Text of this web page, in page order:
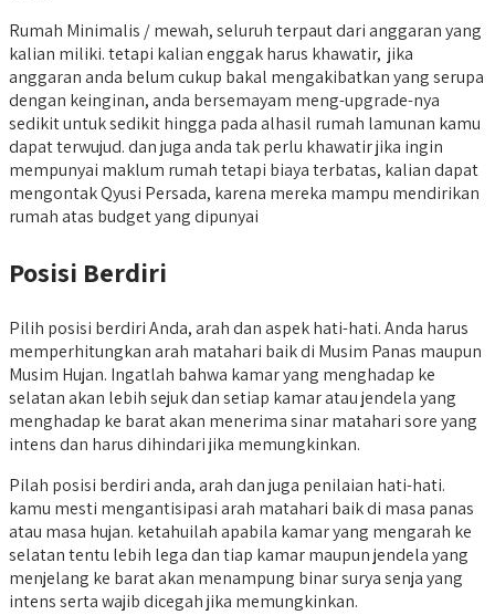
Rumah Minimalis / mewah, seluruh terpaut dari anggaran yang
kalian miliki. tetapi kalian enggak harus khawatir, jika
anggaran anda belum cukup bakal mengakibatkan yang serupa
dengan keinginan, anda bersemayam meng-upgrade-nya
sedikit untuk sedikit hingga pada alhasil rumah lamunan kamu
dapat terwujud. dan juga anda tak perlu khawatir jika ingin
mempunyai maklum rumah tetapi biaya terbatas, kalian dapat
mengontak Qyusi Persada, karena mereka mampu mendirikan
rumah atas budget yang dipunyai
Posisi Berdiri
Pilih posisi berdiri Anda, arah dan aspek hati-hati. Anda harus
memperhitungkan arah matahari baik di Musim Panas maupun
Musim Hujan. Ingatlah bahwa kamar yang menghadap ke
selatan akan lebih sejuk dan setiap kamar atau jendela yang
menghadap ke barat akan menerima sinar matahari sore yang
intens dan harus dihindari jika memungkinkan.
Pilah posisi berdiri anda, arah dan juga penilaian hati-hati.
kamu mesti mengantisipasi arah matahari baik di masa panas
atau masa hujan. ketahuilah apabila kamar yang mengarah ke
selatan tentu lebih lega dan tiap kamar maupun jendela yang
menjelang ke barat akan menampung binar surya senja yang
intens serta wajib dicegah jika memungkinkan.